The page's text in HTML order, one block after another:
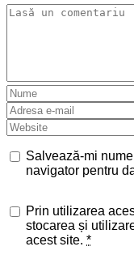
Salvează-mi
navigator pentru
Prin utilizarea
stocarea și
acest site. *